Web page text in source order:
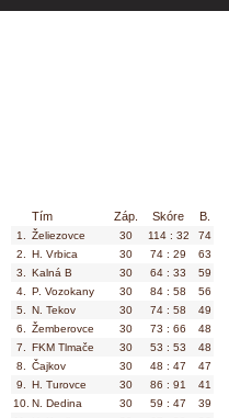
Tím Záp. Skóre B.
1. Želiezovce 30 114 : 32
74
2.
H. Vrbica 30 74 : 29
63
3.
Kalná B 30 64 : 33
59
4.
P. Vozokany 30 84 : 58
56
5.
N. Tekov 30 74 : 58
49
6.
Žemberovce 30 73 : 66
48
7.
FKM Tlmače 30 53 : 53
48
8.
Čajkov 30 48 : 47
47
9.
H. Turovce 30 86 : 91
41
10. N. Dedina 30 59 : 47
39